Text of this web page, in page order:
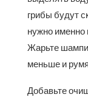
грибы будут
нужно именно
Жарьте
меньше и
Добавьте